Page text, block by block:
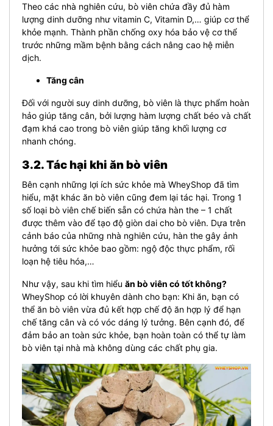
Theo các nhà nghiên cứu, bò viên chứa đầy đủ hàm
lượng dinh dưỡng như vitamin C, Vitamin D,… giúp cơ thể
khỏe mạnh. Thành phần chống oxy hóa bảo vệ cơ thể
trước những mầm bệnh bằng cách nâng cao hệ miễn
dịch.
Tăng cân
Đối với người suy dinh dưỡng, bò viên là thực phẩm hoàn
hảo giúp tăng cân, bởi lượng hàm lượng chất béo và chất
đạm khá cao trong bò viên giúp tăng khối lượng cơ
nhanh chóng.
3.2. Tác hại khi ăn bò viên
Bên cạnh những lợi ích sức khỏe mà WheyShop đã tìm
hiểu, mặt khác ăn bò viên cũng đem lại tác hại. Trong 1
số loại bò viên chế biến sẵn có chứa hàn the – 1 chất
được thêm vào để tạo độ giòn dai cho bò viên. Dựa trên
cảnh báo của những nhà nghiên cứu, hàn the gây ảnh
hưởng tới sức khỏe bao gồm: ngộ độc thực phẩm, rối
loạn hệ tiêu hóa,…
Như vậy, sau khi tìm hiểu ăn bò viên có tốt không?
WheyShop có lời khuyên dành cho bạn: Khi ăn, bạn có
thể ăn bò viên vừa đủ kết hợp chế độ ăn hợp lý để hạn
chế tăng cân và có vóc dáng lý tưởng. Bên cạnh đó, để
đảm bảo an toàn sức khỏe, bạn hoàn toàn có thể tự làm
bò viên tại nhà mà không dùng các chất phụ gia.